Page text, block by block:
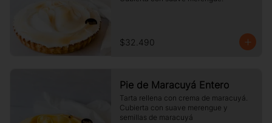
$32.490
Pie de Maracuyá Entero
Tarta rellena con crema de maracuyá.
Cubierta con suave merengue y
semillas de maracuyá